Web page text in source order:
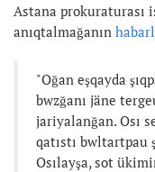
Astana prokuraturası
anıqtalmağanın
"Oğan eşqayda
bwzğanı jäne
jariyalanğan. Osı
qatıstı bwltartpau
Osılayşa, sot